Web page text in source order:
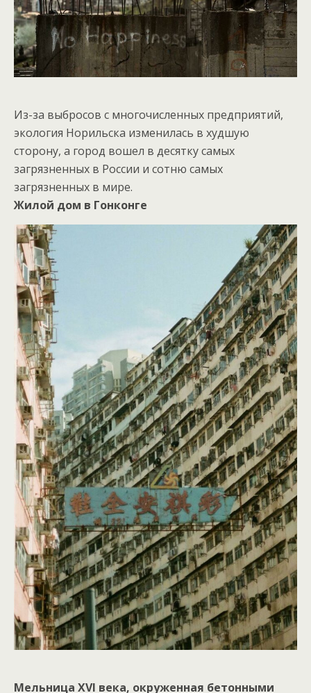
Из-за выбросов с многочисленных предприятий,
экология Норильска изменилась в худшую
сторону, а город вошел в десятку самых
загрязненных в России и сотню самых
загрязненных в мире.
Жилой дом в Гонконге
Мельница XVI века, окруженная бетонными